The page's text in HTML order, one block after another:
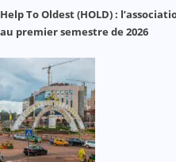
Help To Oldest (HOLD) :
au premier semestre de 2026